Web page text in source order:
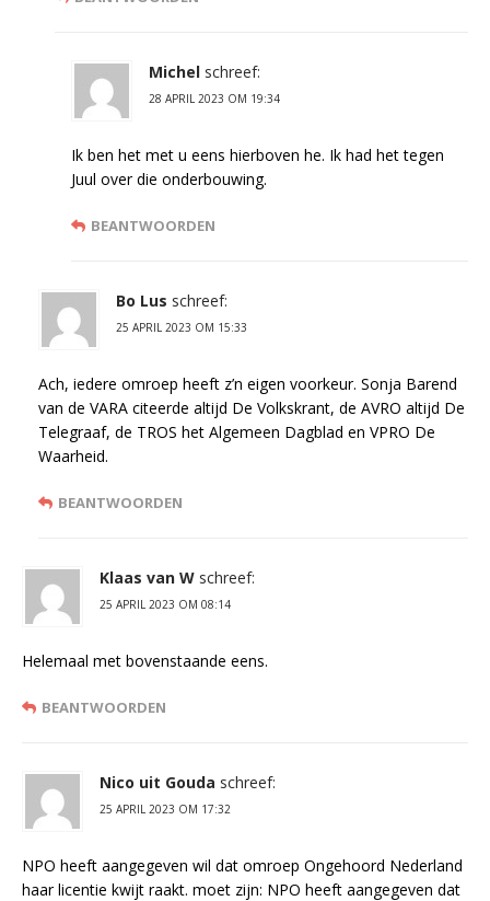
Michel schreef:
28 APRIL 2023 OM 19:34
Ik ben het met u eens hierboven he. Ik had het tegen
Juul over die onderbouwing.
BEANTWOORDEN
Bo Lus schreef:
25 APRIL 2023 OM 15:33
Ach, iedere omroep heeft z’n eigen voorkeur. Sonja Barend
van de VARA citeerde altijd De Volkskrant, de AVRO altijd De
Telegraaf, de TROS het Algemeen Dagblad en VPRO De
Waarheid.
BEANTWOORDEN
Klaas van W schreef:
25 APRIL 2023 OM 08:14
Helemaal met bovenstaande eens.
BEANTWOORDEN
Nico uit Gouda schreef:
25 APRIL 2023 OM 17:32
NPO heeft aangegeven wil dat omroep Ongehoord Nederland
haar licentie kwijt raakt. moet zijn: NPO heeft aangegeven dat